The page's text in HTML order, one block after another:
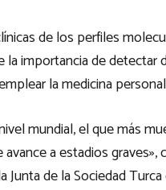
de los perfiles
la importancia de
la medicina
mundial, el que más
a estadios
de la Sociedad